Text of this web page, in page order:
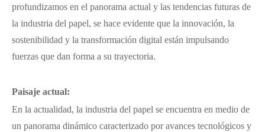
profundizamos en el panorama actual y las tendencias futuras de
la industria del papel, se hace evidente que la innovación, la
sostenibilidad y la transformación digital están impulsando
fuerzas que dan forma a su trayectoria.
Paisaje actual:
En la actualidad, la industria del papel se encuentra en medio de
un panorama dinámico caracterizado por avances tecnológicos y